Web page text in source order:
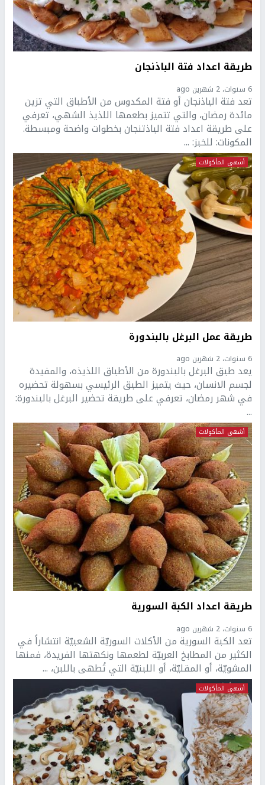
طريقة اعداد فتة الباذنجان
6 سنوات، 2 شهرين ago
تعد فتة الباذنجان أو فتة المكدوس من الأطباق التي تزين
مائدة رمضان، والتي تتميز بطعمها اللذيذ الشهي، تعرفي
على طريقة اعداد فتة الباذتنجان بخطوات واضحة ومبسطة.
المكونات: للخبز: ...
أشهى المأكولات
طريقة عمل البرغل بالبندورة
6 سنوات، 2 شهرين ago
يعد طبق البرغل بالبندورة من الأطباق اللذيذه، والمفيدة
لجسم الانسان، حيث يتميز الطبق الرئيسي بسهولة تحضيره
في شهر رمضان، تعرفي على طريقة تحضير البرغل بالبندورة:
...
أشهى المأكولات
طريقة اعداد الكبة السورية
6 سنوات، 2 شهرين ago
تعد الكبة السورية من الأكلات السوريّة الشعبيّة انتشاراً في
الكثير من المطابخ العربيّة لطعمها ونكهتها الفريدة، فمنها
المشويّة، أو المقليّة، أو اللبنيّة التي تُطهى باللبن، ...
أشهى المأكولات